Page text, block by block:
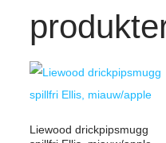
Liewood drickpipsmugg